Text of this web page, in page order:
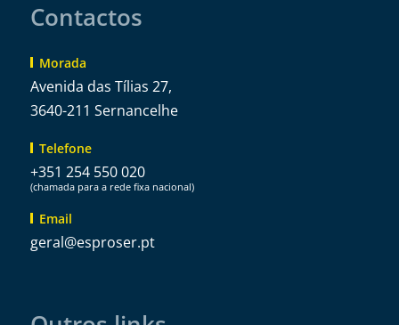
Contactos
Morada
Avenida das Tílias 27,
3640-211 Sernancelhe
Telefone
+351 254 550 020
(chamada para a rede fixa nacional)
Email
tp.resorpse
@lareg